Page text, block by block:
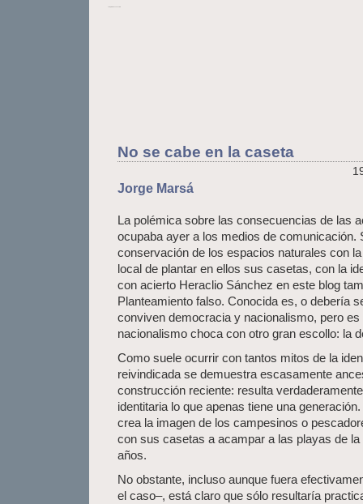
No se cabe en la caseta
Jorge Marsá
La polémica sobre las consecuencias de las
ocupaba ayer a los medios de comunicación.
conservación de los espacios naturales con
local de plantar en ellos sus casetas, con la
con acierto Heraclio Sánchez en este blog
Planteamiento falso. Conocida es, o debería
conviven democracia y nacionalismo, pero es
nacionalismo choca con otro gran escollo: la
Como suele ocurrir con tantos mitos de la
reivindicada se demuestra escasamente
construcción reciente: resulta
identitaria lo que apenas tiene una
crea la imagen de los campesinos o
con sus casetas a acampar a las playas de
años.
No obstante, incluso aunque fuera
el caso–, está claro que sólo resultaría